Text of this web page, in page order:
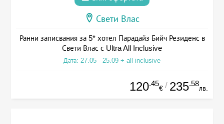
Свети Влас
Ранни записвания за 5* хотел Парадайз Бийч Резиденс в
Свети Влас с Ultra All Inclusive
Дата: 27.05 - 25.09 + all inclusive
120.45
€ / 235.58
лв.